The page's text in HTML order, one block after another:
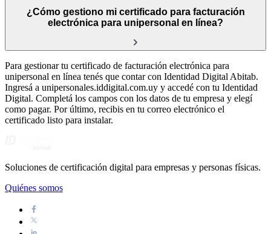
¿Cómo gestiono mi certificado para facturación
electrónica para unipersonal en línea?
Para gestionar tu certificado de facturación electrónica para
unipersonal en línea tenés que contar con Identidad Digital Abitab.
Ingresá a unipersonales.iddigital.com.uy y accedé con tu Identidad
Digital. Completá los campos con los datos de tu empresa y elegí
como pagar. Por último, recibis en tu correo electrónico el
certificado listo para instalar.
Soluciones de certificación digital para empresas y personas físicas.
Quiénes somos